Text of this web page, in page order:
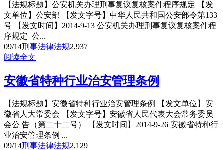
【法规标题】公安机关办理刑事复议复核案件程序规定 【发
文单位】公安部 【发文字号】中华人民共和国公安部令第133
号 【发文时间】2014-9-13 公安机关办理刑事复议复核案件程
序规定 公...
09/14刑事法律法规2,937
阅读全文
安徽省特种行业治安管理条例
【法规标题】安徽省特种行业治安管理条例 【发文单位】安
徽省人大常委会 【发文字号】安徽省人民代表大会常务委员
会公 告（第二十二号） 【发文时间】2014-9-26 安徽省特种行
业治安管理条例 ...
09/14刑事法律法规2,129